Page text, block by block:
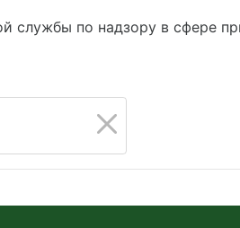
службы по надзору в сфере